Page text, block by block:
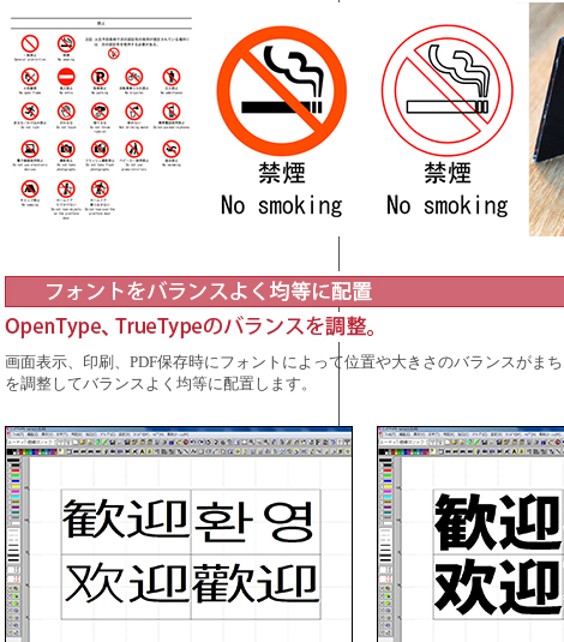
画面表示、印刷、PDF保存時にフォントによって位置や大きさのバランスがま
を調整してバランスよく均等に配置します。